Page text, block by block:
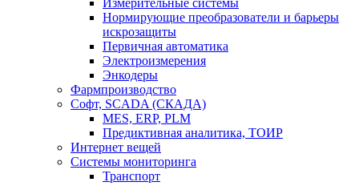
Измерительные системы
Нормирующие преобразователи и барьеры
искрозащиты
Первичная автоматика
Электроизмерения
Энкодеры
Фармпроизводство
Софт, SCADA (СКАДА)
MES, ERP, PLM
Предиктивная аналитика, ТОИР
Интернет вещей
Системы мониторинга
Транспорт